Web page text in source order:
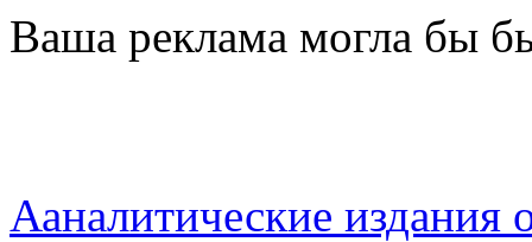
Перейти к основному содержанию
Ваша реклама могла бы
Ааналитические